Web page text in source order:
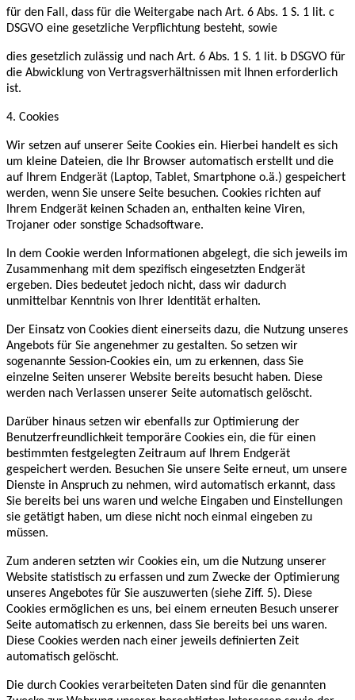
für den Fall, dass für die Weitergabe nach Art. 6 Abs. 1 S. 1 lit. c
DSGVO eine gesetzliche Verpflichtung besteht, sowie
dies gesetzlich zulässig und nach Art. 6 Abs. 1 S. 1 lit. b DSGVO für
die Abwicklung von Vertragsverhältnissen mit Ihnen erforderlich
ist.
4. Cookies
Wir setzen auf unserer Seite Cookies ein. Hierbei handelt es sich
um kleine Dateien, die Ihr Browser automatisch erstellt und die
auf Ihrem Endgerät (Laptop, Tablet, Smartphone o.ä.) gespeichert
werden, wenn Sie unsere Seite besuchen. Cookies richten auf
Ihrem Endgerät keinen Schaden an, enthalten keine Viren,
Trojaner oder sonstige Schadsoftware.
In dem Cookie werden Informationen abgelegt, die sich jeweils im
Zusammenhang mit dem spezifisch eingesetzten Endgerät
ergeben. Dies bedeutet jedoch nicht, dass wir dadurch
unmittelbar Kenntnis von Ihrer Identität erhalten.
Der Einsatz von Cookies dient einerseits dazu, die Nutzung unseres
Angebots für Sie angenehmer zu gestalten. So setzen wir
sogenannte Session-Cookies ein, um zu erkennen, dass Sie
einzelne Seiten unserer Website bereits besucht haben. Diese
werden nach Verlassen unserer Seite automatisch gelöscht.
Darüber hinaus setzen wir ebenfalls zur Optimierung der
Benutzerfreundlichkeit temporäre Cookies ein, die für einen
bestimmten festgelegten Zeitraum auf Ihrem Endgerät
gespeichert werden. Besuchen Sie unsere Seite erneut, um unsere
Dienste in Anspruch zu nehmen, wird automatisch erkannt, dass
Sie bereits bei uns waren und welche Eingaben und Einstellungen
sie getätigt haben, um diese nicht noch einmal eingeben zu
müssen.
Zum anderen setzten wir Cookies ein, um die Nutzung unserer
Website statistisch zu erfassen und zum Zwecke der Optimierung
unseres Angebotes für Sie auszuwerten (siehe Ziff. 5). Diese
Cookies ermöglichen es uns, bei einem erneuten Besuch unserer
Seite automatisch zu erkennen, dass Sie bereits bei uns waren.
Diese Cookies werden nach einer jeweils definierten Zeit
automatisch gelöscht.
Die durch Cookies verarbeiteten Daten sind für die genannten